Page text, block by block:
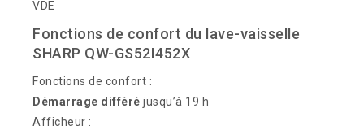
VDE
Fonctions de confort du lave-vaisselle
SHARP QW-GS52I452X
Fonctions de confort :
Démarrage différé jusqu’à 19 h
Afficheur :